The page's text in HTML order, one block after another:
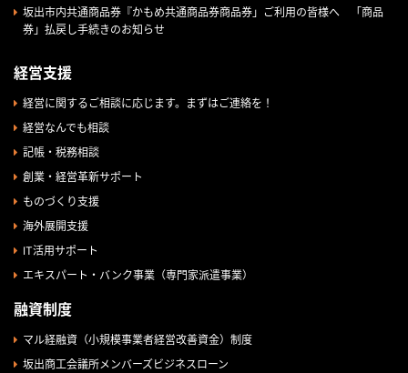
坂出市内共通商品券『かもめ共通商品券商品券」ご利用の皆様へ 「商品
券」払戻し手続きのお知らせ
経営支援
経営に関するご相談に応じます。まずはご連絡を！
経営なんでも相談
記帳・税務相談
創業・経営革新サポート
ものづくり支援
海外展開支援
IT活用サポート
エキスパート・バンク事業（専門家派遣事業）
融資制度
マル経融資（小規模事業者経営改善資金）制度
坂出商工会議所メンバーズビジネスローン